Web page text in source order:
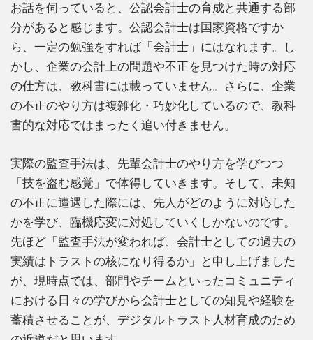
お話を伺っていると、公認会計士の育成と共通する部
分があると感じます。公認会計士は国家資格ですか
ら、一定の勉強をすれば「会計士」にはなれます。し
かし、企業の会計上の問題や不正を見つけた時の対応
の仕方は、教科書には載っていません。さらに、企業
の不正のやり方は複雑化・巧妙化しているので、教科
書的な対応ではまったく追い付きません。
実際の監査手法は、先輩会計士のやり方を学びつつ
「技を盗む感覚」で体得していきます。そして、未知
の不正に遭遇した際には、先人がどのように対応した
かを学び、臨機応変に対処していくしかないのです。
先ほど「監査手法が変われば、会計士としての過去の
実績はトラストの核になり得るか」と申し上げました
が、現時点では、部門やチームといったコミュニティ
における日々の学びから会計士としての知見や経験を
蓄積させることが、デジタルトラスト人材育成のため